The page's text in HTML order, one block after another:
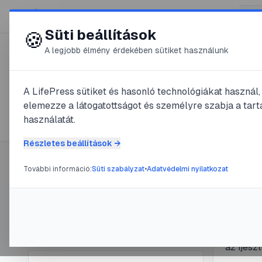
😍 LifePress
🏷️#anizokória
1cikk található ezzel a címkével
Címke információ #
az
🍪Süti beállítások
A legjobb élmény érdekében sütiket használunk
A LifePress sütiket és hasonló technológiákat
elemezze a látogatottságot és személyre szabja a
használatát.
Részletes beállítások →
További információ:Süti szabályzat•Adatvédelmi nyilatkozat